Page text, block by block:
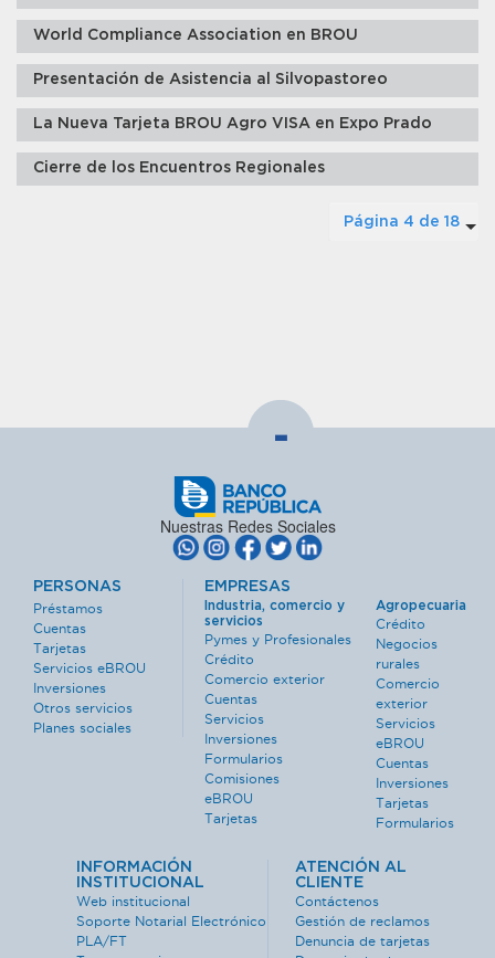
World Compliance Association en BROU
Presentación de Asistencia al Silvopastoreo
La Nueva Tarjeta BROU Agro VISA en Expo Prado
Cierre de los Encuentros Regionales
Página 4 de 18
-
Nuestras Redes Sociales
PERSONAS
Préstamos
Cuentas
Tarjetas
Servicios eBROU
Inversiones
Otros servicios
Planes sociales
EMPRESAS
Industria, comercio y
servicios
Pymes y Profesionales
Crédito
Comercio exterior
Cuentas
Servicios
Inversiones
Formularios
Comisiones
eBROU
Tarjetas
Agropecuaria
Crédito
Negocios
rurales
Comercio
exterior
Servicios
eBROU
Cuentas
Inversiones
Tarjetas
Formularios
INFORMACIÓN
INSTITUCIONAL
Web institucional
Soporte Notarial Electrónico
PLA/FT
ATENCIÓN AL
CLIENTE
Contáctenos
Gestión de reclamos
Denuncia de tarjetas